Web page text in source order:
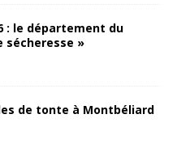
: le département du
sécheresse »
de tonte à Montbéliard